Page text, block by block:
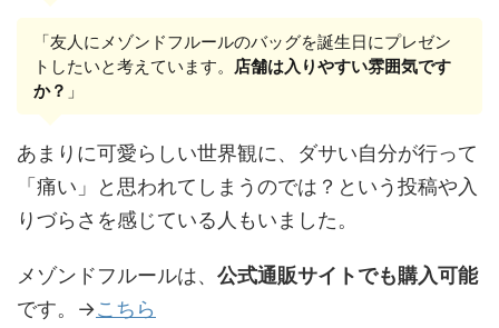
「友人にメゾンドフルールのバッグを誕生日にプレゼン
トしたいと考えています。 店舗は入りやすい雰囲気です
か？ 」
あまりに可愛らしい世界観に、ダサい自分が行って
「痛い」と思われてしまうのでは？という投稿や入
りづらさを感じている人もいました。
メゾンドフルールは、 公式通販サイトでも購入可能
です。→こちら